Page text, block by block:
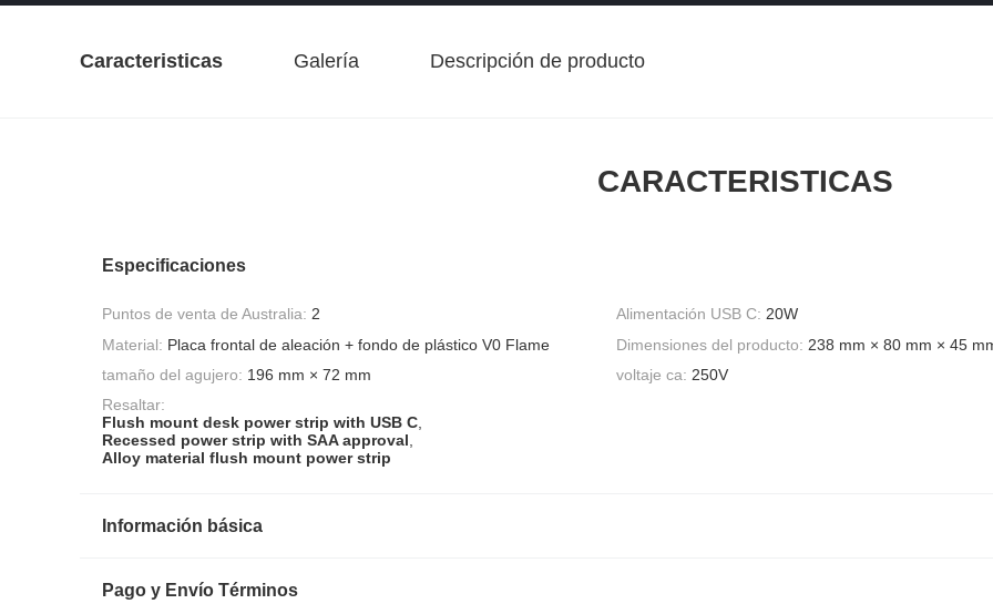
Caracteristicas Galería Descripción de producto
CARACTERISTICAS
Especificaciones
Puntos de venta de Australia: 2 Alimentación USB C: 20W
Material: Placa frontal de aleación + fondo de plástico V0 Flame Dimensiones del producto: 238 mm × 80 mm × 45
tamaño del agujero: 196 mm × 72 mm voltaje ca: 250V
Resaltar:
Flush mount desk power strip with USB C
Recessed power strip with SAA approval
Alloy material flush mount power strip
Información básica
Pago y Envío Términos